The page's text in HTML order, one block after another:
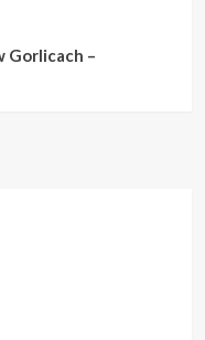
Gorlicach –